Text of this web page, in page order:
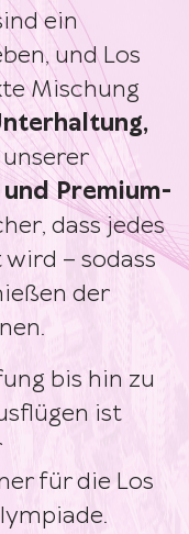
ein
und Los
Mischung
Premium-
dass jedes
– sodass
der
bis hin zu
ist
für die Los